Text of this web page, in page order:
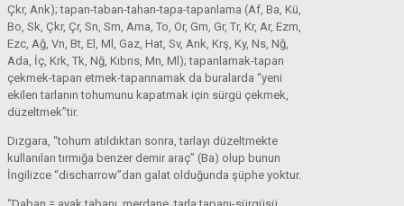
Çkr, Ank); tapan-taban-tahan-tapa-tapanlama (Af, Ba, Kü,
Bo, Sk, Çkr, Çr, Sn, Sm, Ama, To, Or, Gm, Gr, Tr, Kr, Ar, Ezm,
Ezc, Ağ, Vn, Bt, El, Ml, Gaz, Hat, Sv, Ank, Krş, Ky, Ns, Nğ,
Ada, İç, Krk, Tk, Nğ, Kıbrıs, Mn, Ml); tapanlamak-tapan
çekmek-tapan etmek-tapannamak da buralarda “yeni
ekilen tarlanın tohumunu kapatmak için sürgü çekmek,
düzeltmek”tir.
Dızgara, “tohum atıldıktan sonra, tarlayı düzeltmekte
kullanılan tırmığa benzer demir araç” (Ba) olup bunun
İngilizce “discharrow”dan galat olduğunda şüphe yoktur.